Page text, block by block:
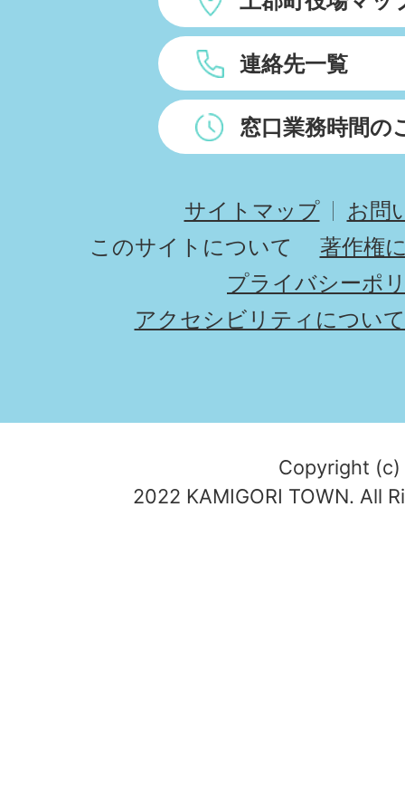
連絡先一覧
窓口業務時間の
サイトマップ
お問
このサイトについて
著作権
プライバシーポ
アクセシビリティについて
Copyright (c)
2022 KAMIGORI TOWN. All